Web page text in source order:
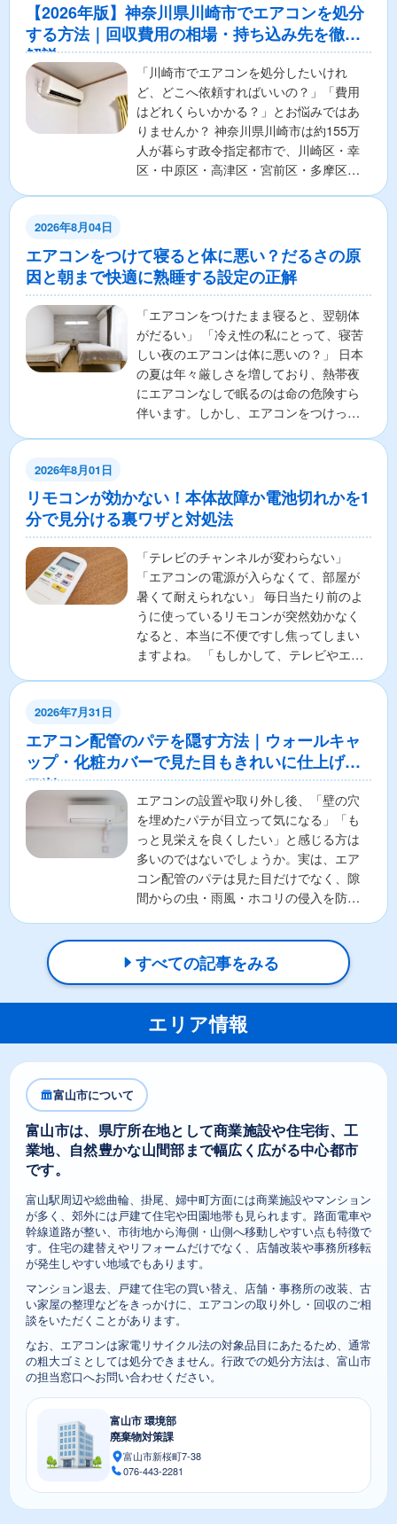
【2026年版】神奈川県川崎市でエアコンを処分
する方法｜回収費用の相場・持ち込み先を徹底
解説
「川崎市でエアコンを処分したいけれ
ど、どこへ依頼すればいいの？」「費用
はどれくらいかかる？」とお悩みではあ
りませんか？ 神奈川県川崎市は約155万
人が暮らす政令指定都市で、川崎区・幸
区・中原区・高津区・宮前区・多摩区・
2026年8月04日
エアコンをつけて寝ると体に悪い？だるさの原
因と朝まで快適に熟睡する設定の正解
「エアコンをつけたまま寝ると、翌朝体
がだるい」 「冷え性の私にとって、寝苦
しい夜のエアコンは体に悪いの？」 日本
の夏は年々厳しさを増しており、熱帯夜
にエアコンなしで眠るのは命の危険すら
伴います。しかし、エアコンをつけっぱ
2026年8月01日
リモコンが効かない！本体故障か電池切れかを1
分で見分ける裏ワザと対処法
「テレビのチャンネルが変わらない」
「エアコンの電源が入らなくて、部屋が
暑くて耐えられない」 毎日当たり前のよ
うに使っているリモコンが突然効かなく
なると、本当に不便ですし焦ってしまい
ますよね。 「もしかして、テレビやエア
2026年7月31日
エアコン配管のパテを隠す方法｜ウォールキャ
ップ・化粧カバーで見た目もきれいに仕上げる
コツ
エアコンの設置や取り外し後、「壁の穴
を埋めたパテが目立って気になる」「も
っと見栄えを良くしたい」と感じる方は
多いのではないでしょうか。実は、エア
コン配管のパテは見た目だけでなく、隙
間からの虫・雨風・ホコリの侵入を防ぐ
すべての記事をみる
エリア情報
富山市について
富山市は、県庁所在地として商業施設や住宅街、工
業地、自然豊かな山間部まで幅広く広がる中心都市
です。
富山駅周辺や総曲輪、掛尾、婦中町方面には商業施設やマンション
が多く、郊外には戸建て住宅や田園地帯も見られます。路面電車や
幹線道路が整い、市街地から海側・山側へ移動しやすい点も特徴で
す。住宅の建替えやリフォームだけでなく、店舗改装や事務所移転
が発生しやすい地域でもあります。
マンション退去、戸建て住宅の買い替え、店舗・事務所の改装、古
い家屋の整理などをきっかけに、エアコンの取り外し・回収のご相
談をいただくことがあります。
なお、エアコンは家電リサイクル法の対象品目にあたるため、通常
の粗大ゴミとしては処分できません。行政での処分方法は、富山市
の担当窓口へお問い合わせください。
富山市 環境部
廃棄物対策課
富山市新桜町7-38
076-443-2281